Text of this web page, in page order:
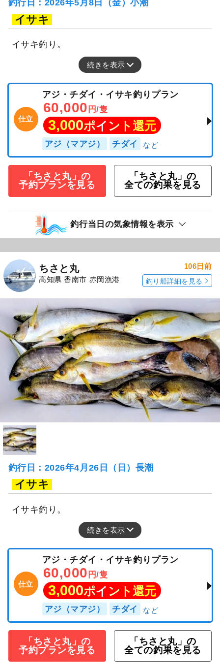
釣行日：2026年5月8日（金）小潮
イサキ
イサキ釣り。
続きを表示
仕立
アジ・チダイ・イサキ釣りプラン
60,000 円/隻
3,000ポイント還元
アジ（マアジ） チダイ
「ちさと丸」の
予約プランを見る
「ちさと丸」の
全ての釣果を見る
釣行当日の気象情報を表示
ちさと丸
高知県 香南市 赤岡漁港
106日前
釣り船詳細を見る
釣行日：2026年4月26日（日）長潮
イサキ
イサキ釣り。
続きを表示
仕立
アジ・チダイ・イサキ釣りプラン
60,000 円/隻
3,000ポイント還元
アジ（マアジ） チダイ
「ちさと丸」の
予約プランを見る
「ちさと丸」の
全ての釣果を見る